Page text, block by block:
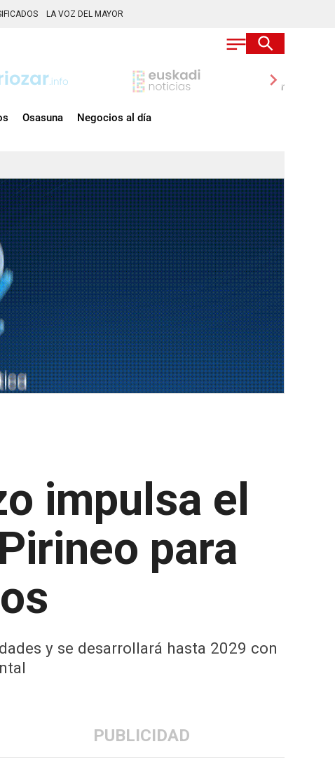
LA VOZ DEL MAYOR
chevron_right
Osasuna Negocios al día
impulsa el
para
y se desarrollará hasta 2029 con
PUBLICIDAD